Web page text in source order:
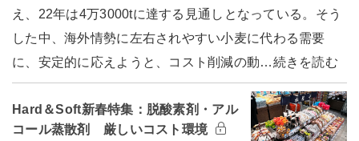
え、22年は4万3000tに達する見通しとなっている。そう
した中、海外情勢に左右されやすい小麦に代わる需要
に、安定的に応えようと、コスト削減の動…続きを読む
Hard＆Soft新春特集：脱酸素剤・アル
コール蒸散剤 厳しいコスト環境